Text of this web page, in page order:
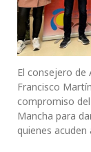
El consejero de
Francisco
compromiso
Mancha para
quienes